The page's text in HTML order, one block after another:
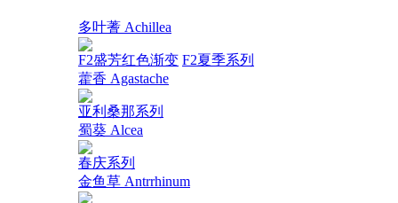
多叶蓍 Achillea
F2盛芳红色渐变 F2夏季系列
藿香 Agastache
亚利桑那系列
蜀葵 Alcea
春庆系列
金鱼草 Antrrhinum